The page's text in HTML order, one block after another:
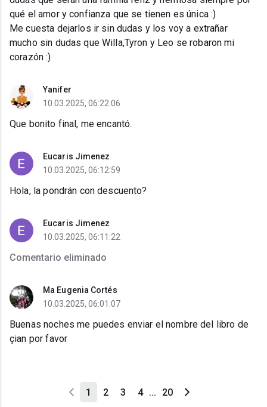
qué el amor y confianza que se tienen es única :)
Me cuesta dejarlos ir sin dudas y los voy a extrañar
mucho sin dudas que Willa,Tyron y Leo se robaron mi
corazón :)
Yanifer
10.03.2025, 06:22:06
Que bonito final, me encantó.
Eucaris Jimenez
10.03.2025, 06:12:59
Hola, la pondrán con descuento?
Eucaris Jimenez
10.03.2025, 06:11:22
Comentario eliminado
Ma Eugenia Cortés
10.03.2025, 06:01:07
Buenas noches me puedes enviar el nombre del libro de
çian por favor
1 2 3 4 ... 20